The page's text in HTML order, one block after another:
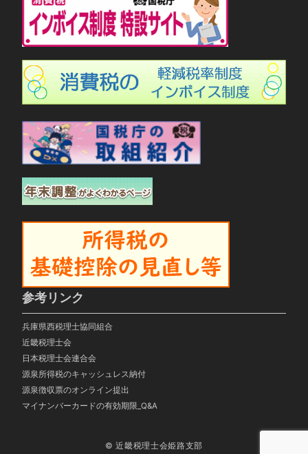
参考リンク
兵庫県西税理士協同組合
近畿税理士会
日本税理士会連合会
源泉所得税のキャッシュレス納付
源泉徴収票のオンライン提出
マイナンバーカードの有効期限_Q&A
© 近畿税理士会姫路支部